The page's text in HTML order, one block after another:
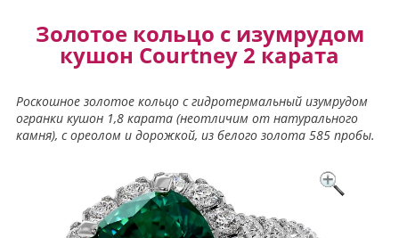
Золотое кольцо с изумрудом
кушон Courtney 2 карата
Роскошное золотое кольцо с гидротермальный изумрудом
огранки кушон 1,8 карата (неотличим от натурального
камня), с ореолом и дорожкой, из белого золота 585 пробы.